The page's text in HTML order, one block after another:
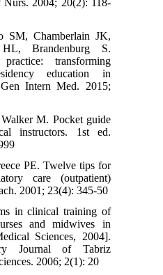
Nurs. 2004; 20(2): 118-
SM, Chamberlain JK,
HL, Brandenburg S.
transforming
education in
Gen Intern Med. 2015;
Walker M. Pocket guide
instructors. 1st ed.
PE. Twelve tips for
care (outpatient)
2001; 23(4): 345-50
in clinical training of
and midwives in
Sciences, 2004].
Journal of Tabriz
2006; 2(1): 20